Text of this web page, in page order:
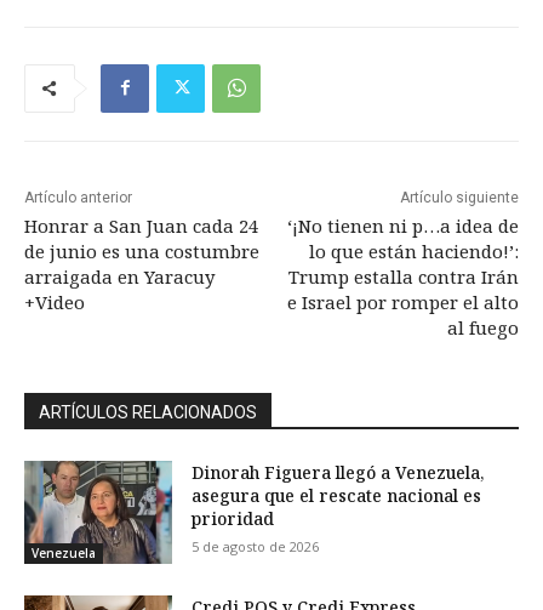
Artículo anterior
Honrar a San Juan cada 24
de junio es una costumbre
arraigada en Yaracuy
+Video
Artículo siguiente
‘¡No tienen ni p…a idea de
lo que están haciendo!’:
Trump estalla contra Irán
e Israel por romper el alto
al fuego
ARTÍCULOS RELACIONADOS
Venezuela
Dinorah Figuera llegó a Venezuela,
asegura que el rescate nacional es
prioridad
5 de agosto de 2026